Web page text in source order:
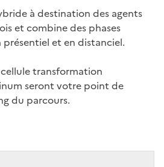
à destination des agents
et combine des phases
et en distanciel.
transformation
seront votre point de
du parcours.